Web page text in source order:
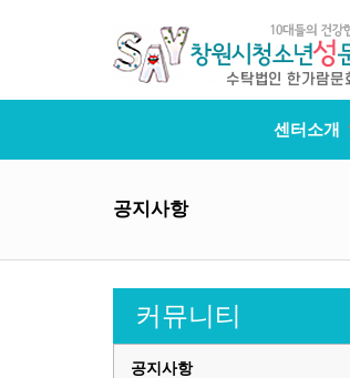
센터소개
공지사항
커뮤니티
공지사항